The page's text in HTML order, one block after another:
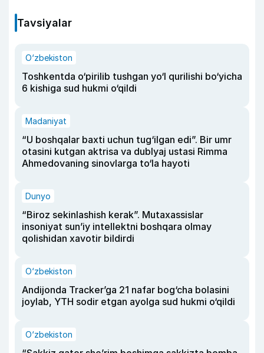
Tavsiyalar
O‘zbekiston
Toshkentda o‘pirilib tushgan yo‘l qurilishi bo‘yicha
6 kishiga sud hukmi o‘qildi
Madaniyat
“U boshqalar baxti uchun tug‘ilgan edi”. Bir umr
otasini kutgan aktrisa va dublyaj ustasi Rimma
Ahmedovaning sinovlarga to‘la hayoti
Dunyo
“Biroz sekinlashish kerak”. Mutaxassislar
insoniyat sun’iy intellektni boshqara olmay
qolishidan xavotir bildirdi
O‘zbekiston
Andijonda Tracker’ga 21 nafar bog‘cha bolasini
joylab, YTH sodir etgan ayolga sud hukmi o‘qildi
O‘zbekiston